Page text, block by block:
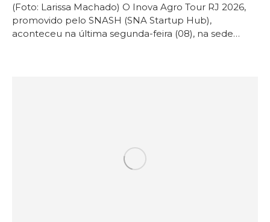
(Foto: Larissa Machado) O Inova Agro Tour RJ 2026,
promovido pelo SNASH (SNA Startup Hub),
aconteceu na última segunda-feira (08), na sede…